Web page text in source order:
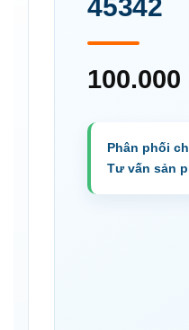
45342
100.000